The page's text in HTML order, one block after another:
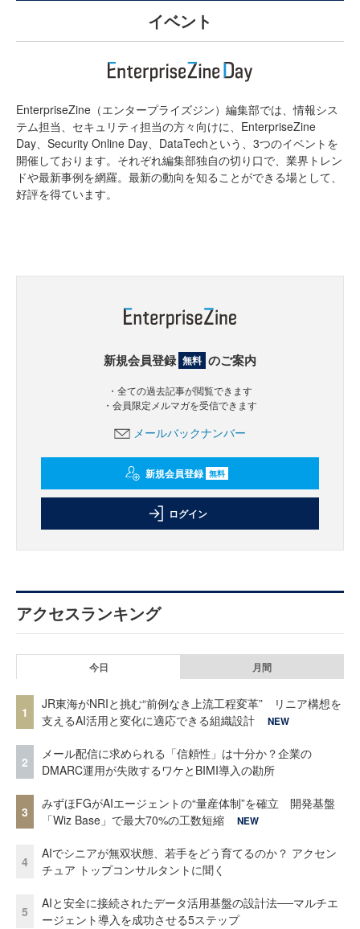
イベント
EnterpriseZine（エンタープライズジン）編集部では、情報シス
テム担当、セキュリティ担当の方々向けに、EnterpriseZine
Day、Security Online Day、DataTechという、3つのイベントを
開催しております。それぞれ編集部独自の切り口で、業界トレン
ドや最新事例を網羅。最新の動向を知ることができる場として、
好評を得ています。
新規会員登録 無料 のご案内
・全ての過去記事が閲覧できます
・会員限定メルマガを受信できます
メールバックナンバー
新規会員登録 無料
ログイン
アクセスランキング
今日 月間
1
JR東海がNRIと挑む“前例なき上流工程変革” リニア構想を
支えるAI活用と変化に適応できる組織設計
NEW
2
メール配信に求められる「信頼性」は十分か？企業の
DMARC運用が失敗するワケとBIMI導入の勘所
3
みずほFGがAIエージェントの“量産体制”を確立 開発基盤
「Wiz Base」で最大70%の工数短縮
NEW
4
AIでシニアが無双状態、若手をどう育てるのか？ アクセン
チュア トップコンサルタントに聞く
5
AIと安全に接続されたデータ活用基盤の設計法──マルチエ
ージェント導入を成功させる5ステップ